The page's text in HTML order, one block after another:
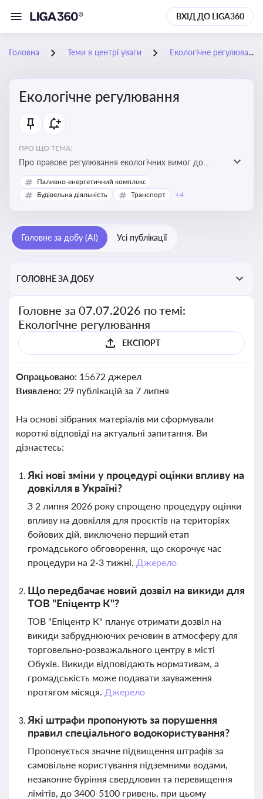
ВХІД ДО LIGA360
Головна Теми в центрі уваги Екологічне регулювання
Екологічне регулювання
ПРО ЩО ТЕМА:
Про правове регулювання екологічних вимог до
виробництв, включно з дозволами, перевірками,
стандартами викидів і гармонізацією з
Паливно-енергетичний комплекс
Будівельна діяльність
Транспорт +4
Головне за добу (AI) Усі публікації
ГОЛОВНЕ ЗА ДОБУ
Головне за 07.07.2026 по темі:
Екологічне регулювання
ЕКСПОРТ
Опрацьовано: 15672 джерел
Виявлено: 29 публікацій за 7 липня
На основі зібраних матеріалів ми сформували
короткі відповіді на актуальні запитання. Ви
дізнаєтесь:
Які нові зміни у процедурі оцінки впливу на
довкілля в Україні?
З 2 липня 2026 року спрощено процедуру оцінки
впливу на довкілля для проєктів на територіях
бойових дій, виключено перший етап
громадського обговорення, що скорочує час
процедури на 2-3 тижні. Джерело
Що передбачає новий дозвіл на викиди для
ТОВ "Епіцентр К"?
ТОВ "Епіцентр К" планує отримати дозвіл на
викиди забруднюючих речовин в атмосферу для
торговельно-розважального центру в місті
Обухів. Викиди відповідають нормативам, а
громадськість може подавати зауваження
протягом місяця. Джерело
Які штрафи пропонують за порушення
правил спеціального водокористування?
Пропонується значне підвищення штрафів за
самовільне користування підземними водами,
незаконне буріння свердловин та перевищення
лімітів, до 3400-5100 гривень, при цьому